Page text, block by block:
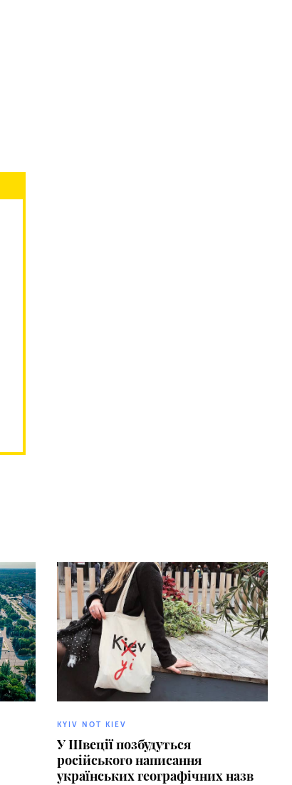
KYIV NOT KIEV
У Швеції позбудуться
російського написання
українських географічних назв